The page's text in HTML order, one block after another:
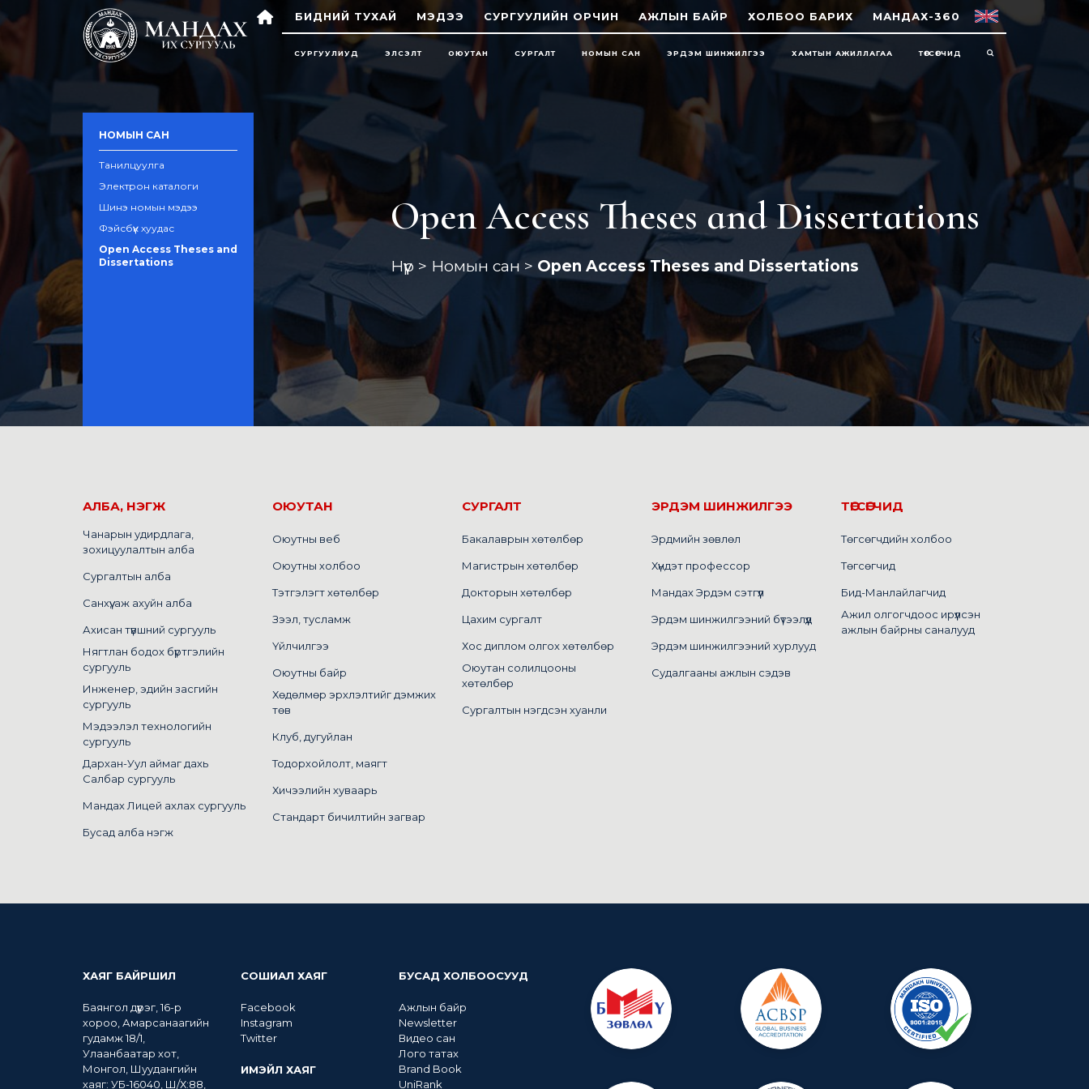
БИДНИЙ ТУХАЙ МЭДЭЭ СУРГУУЛИЙН ОРЧИН АЖЛЫН БАЙР ХОЛБОО БАРИХ МАНДАХ-360
СУРГУУЛИУД ЭЛСЭЛТ ОЮУТАН СУРГАЛТ НОМЫН САН ЭРДЭМ ШИНЖИЛГЭЭ ХАМТЫН АЖИЛЛАГАА ТӨГСӨГЧИД
НОМЫН САН
Танилцуулга
Электрон каталоги
Шинэ номын мэдээ
Фэйсбүүк хуудас
Open Access Theses and
Dissertations
Open Access Theses and Dissertations
Нүүр > Номын сан > Open Access Theses and Dissertations
АЛБА, НЭГЖ
Чанарын удирдлага,
зохицуулалтын алба
Сургалтын алба
Санхүү, аж ахуйн алба
Ахисан түвшний сургууль
Нягтлан бодох бүртгэлийн
сургууль
Инженер, эдийн засгийн
сургууль
Мэдээлэл технологийн
сургууль
Дархан-Уул аймаг дахь
Салбар сургууль
Мандах Лицей ахлах сургууль
Бусад алба нэгж
ОЮУТАН
Оюутны веб
Оюутны холбоо
Тэтгэлэгт хөтөлбөр
Зээл, тусламж
Үйлчилгээ
Оюутны байр
Хөдөлмөр эрхлэлтийг дэмжих
төв
Клуб, дугуйлан
Тодорхойлолт, маягт
Хичээлийн хуваарь
Стандарт бичилтийн загвар
СУРГАЛТ
Бакалаврын хөтөлбөр
Магистрын хөтөлбөр
Докторын хөтөлбөр
Цахим сургалт
Хос диплом олгох хөтөлбөр
Оюутан солилцооны
хөтөлбөр
Сургалтын нэгдсэн хуанли
ЭРДЭМ ШИНЖИЛГЭЭ
Эрдмийн зөвлөл
Хүндэт профессор
Мандах Эрдэм сэтгүүл
Эрдэм шинжилгээний бүтээлүүд
Эрдэм шинжилгээний хурлууд
Судалгааны ажлын сэдэв
ТӨГСӨГЧИД
Төгсөгчдийн холбоо
Төгсөгчид
Бид-Манлайлагчид
Ажил олгогчдоос ирүүлсэн
ажлын байрны саналууд
ХАЯГ БАЙРШИЛ
Баянгол дүүрэг, 16-р
хороо, Амарсанаагийн
гудамж 18/1,
Улаанбаатар хот,
Монгол, Шуудангийн
хаяг: УБ-16040, Ш/Х:88,
СОШИАЛ ХАЯГ
Facebook
Instagram
Twitter
ИМЭЙЛ ХАЯГ
БУСАД ХОЛБООСУУД
Ажлын байр
Newsletter
Видео сан
Лого татах
Brand Book
UniRank